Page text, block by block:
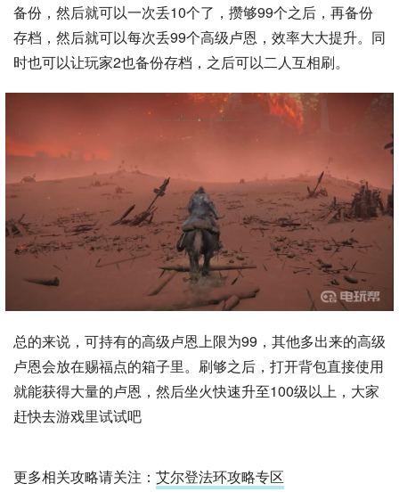
备份，然后就可以一次丢10个了，攒够99个之后，再备份
存档，然后就可以每次丢99个高级卢恩，效率大大提升。同
时也可以让玩家2也备份存档，之后可以二人互相刷。
总的来说，可持有的高级卢恩上限为99，其他多出来的高级
卢恩会放在赐福点的箱子里。刷够之后，打开背包直接使用
就能获得大量的卢恩，然后坐火快速升至100级以上，大家
赶快去游戏里试试吧
更多相关攻略请关注： 艾尔登法环攻略专区